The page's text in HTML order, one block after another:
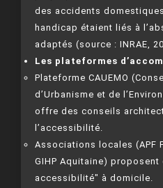
des accidents
handicap étaient liés à
adaptés (source : INRAE,
Les plateformes
Plateforme CAUEMO
d’Urbanisme et de
offre des conseils
l’accessibilité.
Associations locales (APF
GIHP Aquitaine)
accessibilité" à domicile.